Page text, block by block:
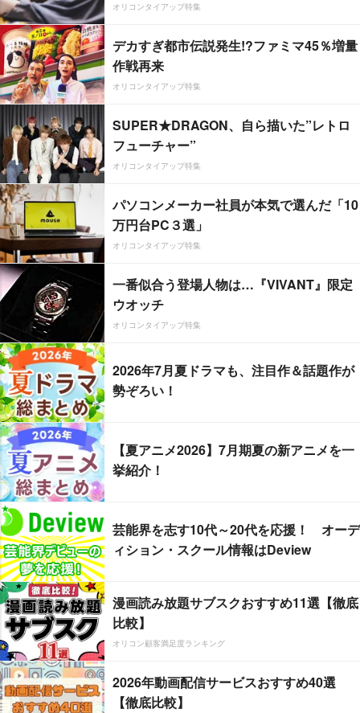
オリコンタイアップ特集
デカすぎ都市伝説発生!?ファミマ45％増量
作戦再来
オリコンタイアップ特集
SUPER★DRAGON、自ら描いた”レトロ
フューチャー”
オリコンタイアップ特集
パソコンメーカー社員が本気で選んだ「10
万円台PC３選」
オリコンタイアップ特集
一番似合う登場人物は…『VIVANT』限定
ウオッチ
オリコンタイアップ特集
2026年7月夏ドラマも、注目作＆話題作が
勢ぞろい！
【夏アニメ2026】7月期夏の新アニメを一
挙紹介！
芸能界を志す10代～20代を応援！ オーデ
ィション・スクール情報はDeview
漫画読み放題サブスクおすすめ11選【徹底
比較】
オリコン顧客満足度ランキング
2026年動画配信サービスおすすめ40選
【徹底比較】